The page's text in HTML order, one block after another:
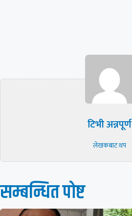
टिभी अन्नपूर्ण
लेखकबाट थप
सम्बन्धित पाेष्ट